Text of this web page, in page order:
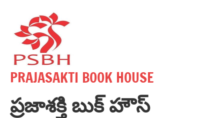
content
PRAJASAKTI BOOK HOUSE
ప్రజాశక్తి బుక్ హౌస్